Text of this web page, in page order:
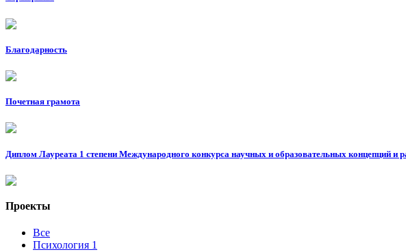
Благодарность
Почетная грамота
Диплом Лауреата 1 степени Международного конкурса научных и образовательных концепций и
Проекты
Все
Психология 1